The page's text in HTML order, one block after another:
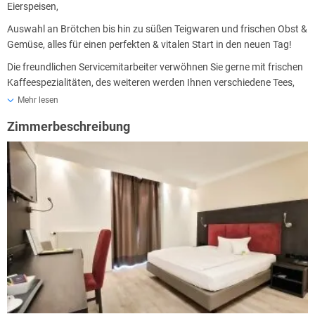
Eierspeisen,
Auswahl an Brötchen bis hin zu süßen Teigwaren und frischen Obst &
Gemüse, alles für einen perfekten & vitalen Start in den neuen Tag!
Die freundlichen Servicemitarbeiter verwöhnen Sie gerne mit frischen
Kaffeespezialitäten, des weiteren werden Ihnen verschiedene Tees,
Säfte und Mineralwasser angeboten.
Auf Wunsch serviert das Team Ihnen auch glutenfreie Backwaren
sowie laktosefreie Produkte. Bei Lebensmittelunverträglichkeiten
oder Allergien informieren Sie das Team bitte bereits vor Anreise.
Das Frühstück wird täglich von 7:00 - 10:00 Uhr serviert.
Auf Wunsch gibt es auch ein Early-Bird Frühstück vor 7:00 Uhr oder
gerne auch ein Frühstückspaket zum Mitnehmen, bitte lassen Sie dies
das Team bitte am Vortag wissen.
Mehr lesen
Zimmerbeschreibung